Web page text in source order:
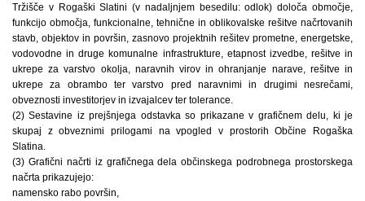
Tržišče v Rogaški Slatini (v nadaljnjem besedilu: odlok) določa območje,
funkcijo območja, funkcionalne, tehnične in oblikovalske rešitve načrtovanih
stavb, objektov in površin, zasnovo projektnih rešitev prometne, energetske,
vodovodne in druge komunalne infrastrukture, etapnost izvedbe, rešitve in
ukrepe za varstvo okolja, naravnih virov in ohranjanje narave, rešitve in
ukrepe za obrambo ter varstvo pred naravnimi in drugimi nesrečami,
obveznosti investitorjev in izvajalcev ter tolerance.
(2) Sestavine iz prejšnjega odstavka so prikazane v grafičnem delu, ki je
skupaj z obveznimi prilogami na vpogled v prostorih Občine Rogaška
Slatina.
(3) Grafični načrti iz grafičnega dela občinskega podrobnega prostorskega
načrta prikazujejo:
namensko rabo površin,